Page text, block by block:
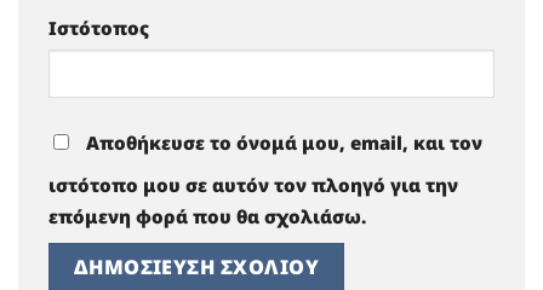
Ιστότοπος
Αποθήκευσε το όνομά μου, email, και τον
ιστότοπο μου σε αυτόν τον πλοηγό για την
επόμενη φορά που θα σχολιάσω.